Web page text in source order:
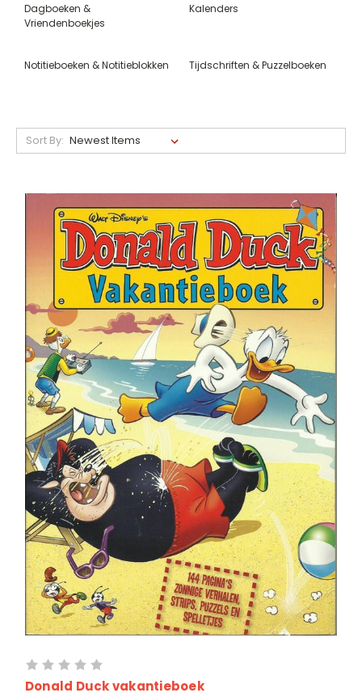
Dagboeken &
Vriendenboekjes
Kalenders
Notitieboeken & Notitieblokken Tijdschriften & Puzzelboeken
Sort By:
Donald Duck vakantieboek